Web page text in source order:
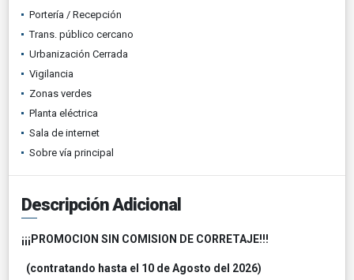
Portería / Recepción
Trans. público cercano
Urbanización Cerrada
Vigilancia
Zonas verdes
Planta eléctrica
Sala de internet
Sobre vía principal
Descripción Adicional
¡¡¡PROMOCION SIN COMISION DE CORRETAJE!!!
(contratando hasta el 10 de Agosto del 2026)